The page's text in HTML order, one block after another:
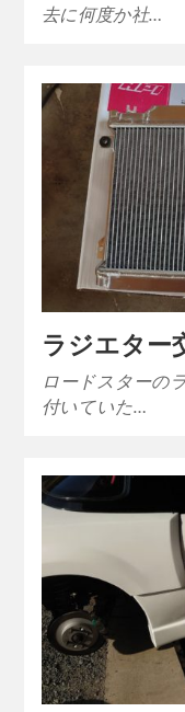
去に何度か社…
ラジエター
ロードスターの
付いていた…